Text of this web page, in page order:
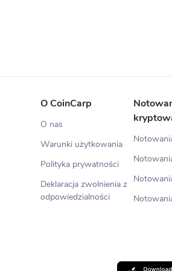
O CoinCarp
O nas
Warunki użytkowania
Polityka prywatności
Deklaracja zwolnienia z
odpowiedzialności